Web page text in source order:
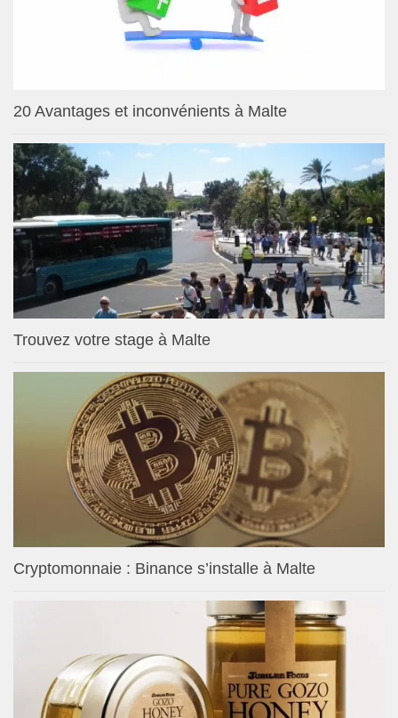
20 Avantages et inconvénients à Malte
Trouvez votre stage à Malte
Cryptomonnaie : Binance s’installe à Malte